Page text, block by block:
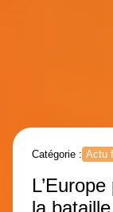
Catégorie : Actu
la